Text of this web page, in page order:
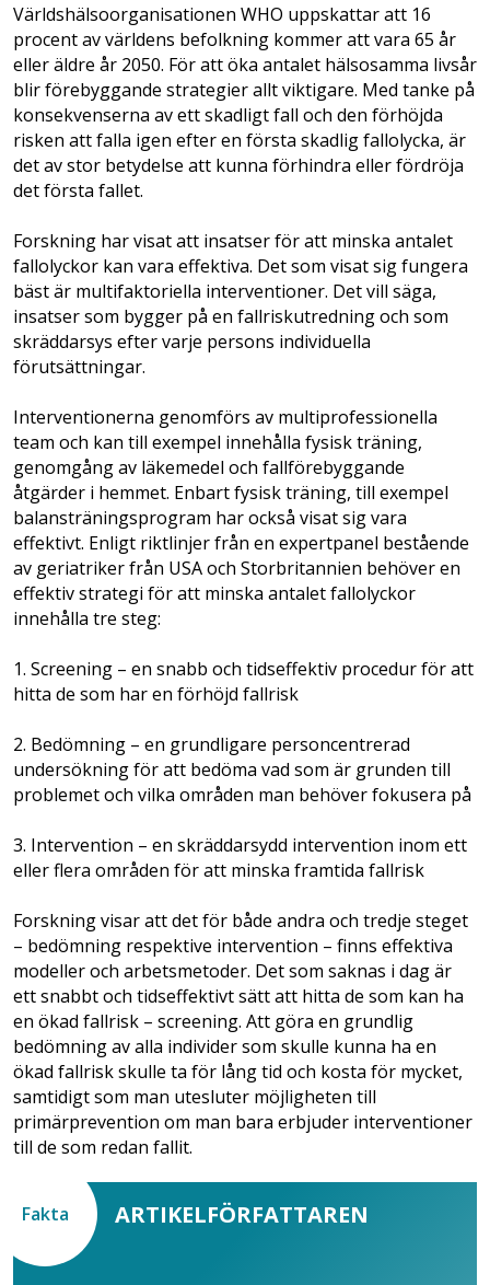
Världshälsoorganisationen WHO uppskattar att 16
procent av världens befolkning kommer att vara 65 år
eller äldre år 2050. För att öka antalet hälsosamma livsår
blir förebyggande strategier allt viktigare. Med tanke på
konsekvenserna av ett skadligt fall och den förhöjda
risken att falla igen efter en första skadlig fallolycka, är
det av stor betydelse att kunna förhindra eller fördröja
det första fallet.
Forskning har visat att insatser för att minska antalet
fallolyckor kan vara effektiva. Det som visat sig fungera
bäst är multifaktoriella interventioner. Det vill säga,
insatser som bygger på en fallriskutredning och som
skräddarsys efter varje persons individuella
förutsättningar.
Interventionerna genomförs av multiprofessionella
team och kan till exempel innehålla fysisk träning,
genomgång av läkemedel och fallförebyggande
åtgärder i hemmet. Enbart fysisk träning, till exempel
balansträningsprogram har också visat sig vara
effektivt. Enligt riktlinjer från en expertpanel bestående
av geriatriker från USA och Storbritannien behöver en
effektiv strategi för att minska antalet fallolyckor
innehålla tre steg:
1. Screening – en snabb och tidseffektiv procedur för att
hitta de som har en förhöjd fallrisk
2. Bedömning – en grundligare personcentrerad
undersökning för att bedöma vad som är grunden till
problemet och vilka områden man behöver fokusera på
3. Intervention – en skräddarsydd intervention inom ett
eller flera områden för att minska framtida fallrisk
Forskning visar att det för både andra och tredje steget
– bedömning respektive intervention – finns effektiva
modeller och arbetsmetoder. Det som saknas i dag är
ett snabbt och tidseffektivt sätt att hitta de som kan ha
en ökad fallrisk – screening. Att göra en grundlig
bedömning av alla individer som skulle kunna ha en
ökad fallrisk skulle ta för lång tid och kosta för mycket,
samtidigt som man utesluter möjligheten till
primärprevention om man bara erbjuder interventioner
till de som redan fallit.
Fakta ARTIKELFÖRFATTAREN